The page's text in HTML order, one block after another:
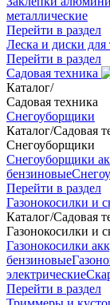
металлические
Перейти в раздел
Леска и диски
Перейти в раздел
Садовая техника
Каталог/
Садовая техника
Снегоуборщики
Каталог/Садовая
Снегоуборщики
Снегоуборщики
бензиновые
Перейти в раздел
Газонокосилки и
Каталог/Садовая
Газонокосилки и
Газонокосилки
бензиновые
электрические
Перейти в раздел